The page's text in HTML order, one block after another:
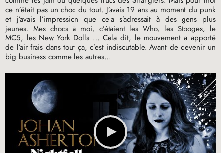
ce n’était pas un choc du tout. J’avais 19 ans au moment du punk
et j’avais l’impression que cela s’adressait à des gens plus
jeunes. Mes chocs à moi, c’étaient les Who, les Stooges, le
MC5, les New York Dolls … Cela dit, le mouvement a apporté
de l’air frais dans tout ça, c’est indiscutable. Avant de devenir un
big business comme les autres…